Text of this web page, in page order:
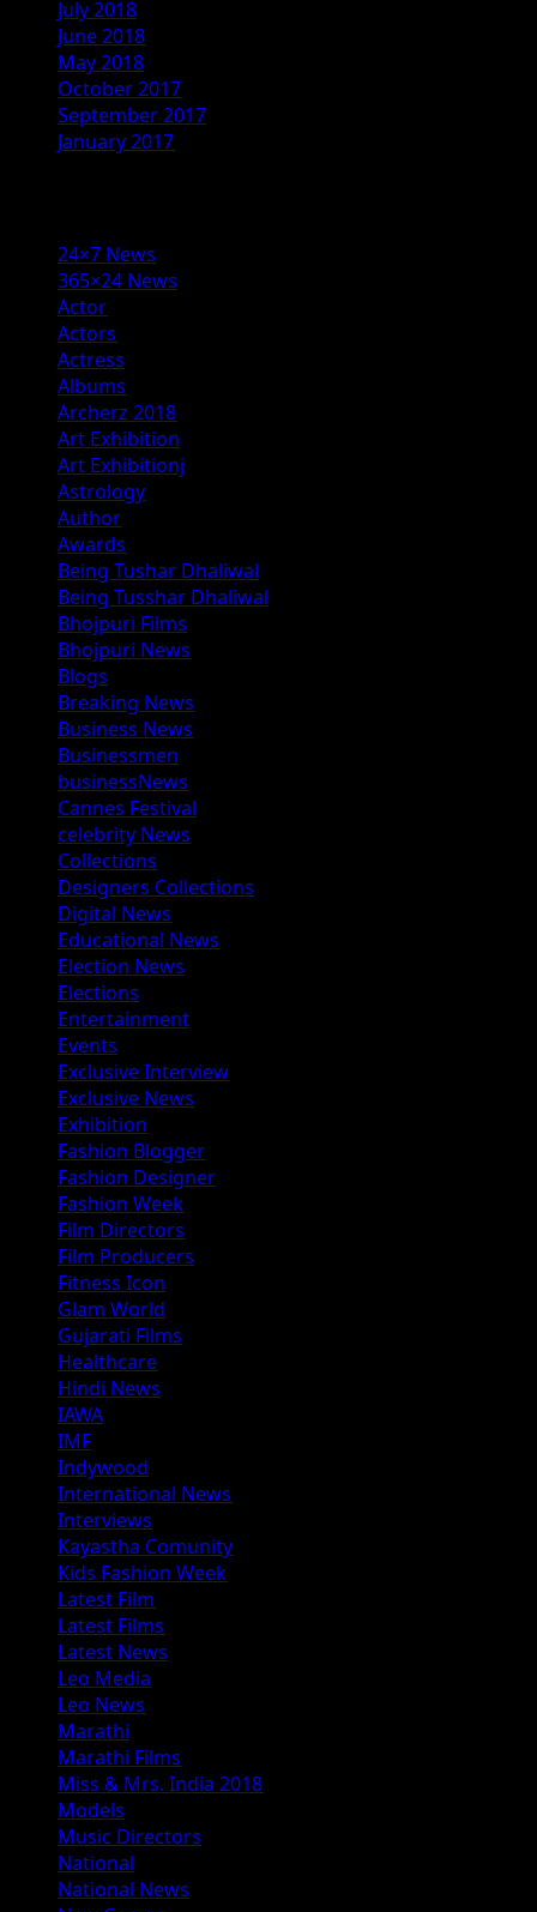
July 2018
June 2018
May 2018
October 2017
September 2017
January 2017
24×7 News
365×24 News
Actor
Actors
Actress
Albums
Archerz 2018
Art Exhibition
Art Exhibitionj
Astrology
Author
Awards
Being Tushar Dhaliwal
Being Tusshar Dhaliwal
Bhojpuri Films
Bhojpuri News
Blogs
Breaking News
Business News
Businessmen
businessNews
Cannes Festival
celebrity News
Collections
Designers Collections
Digital News
Educational News
Election News
Elections
Entertainment
Events
Exclusive Interview
Exclusive News
Exhibition
Fashion Blogger
Fashion Designer
Fashion Week
Film Directors
Film Producers
Fitness Icon
Glam World
Gujarati Films
Healthcare
Hindi News
IAWA
IMF
Indywood
International News
Interviews
Kayastha Comunity
Kids Fashion Week
Latest Film
Latest Films
Latest News
Leo Media
Leo News
Marathi
Marathi Films
Miss & Mrs. India 2018
Models
Music Directors
National
National News